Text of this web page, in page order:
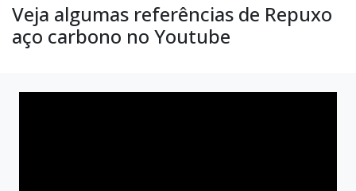
Veja algumas referências de Repuxo
aço carbono no Youtube